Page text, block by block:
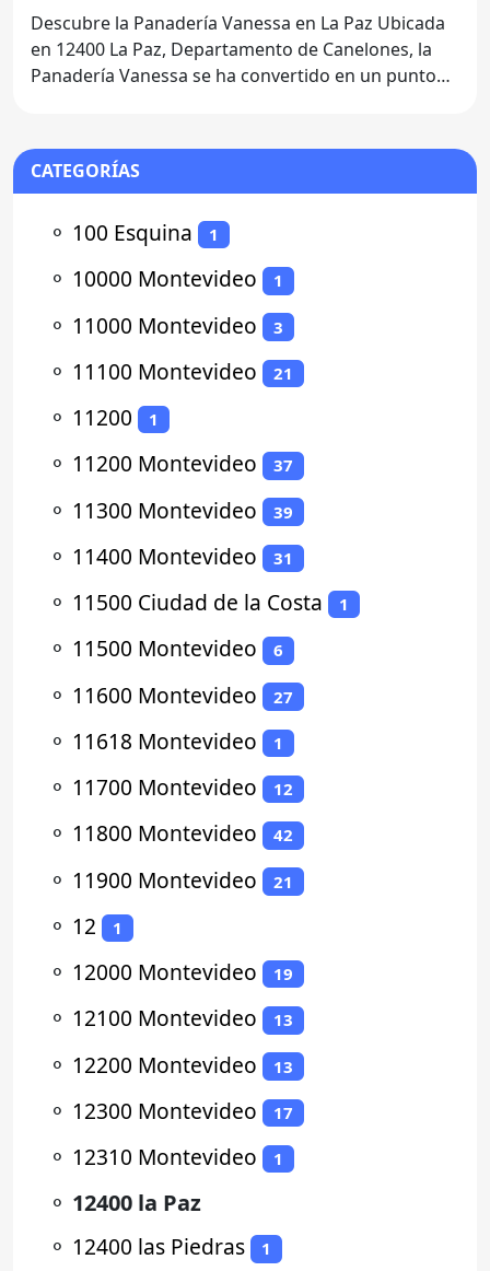
Descubre la Panadería Vanessa en La Paz Ubicada
en 12400 La Paz, Departamento de Canelones, la
Panadería Vanessa se ha convertido en un punto
CATEGORÍAS
⚬ 100 Esquina 1
⚬ 10000 Montevideo 1
⚬ 11000 Montevideo 3
⚬ 11100 Montevideo 21
⚬ 11200 1
⚬ 11200 Montevideo 37
⚬ 11300 Montevideo 39
⚬ 11400 Montevideo 31
⚬ 11500 Ciudad de la Costa 1
⚬ 11500 Montevideo 6
⚬ 11600 Montevideo 27
⚬ 11618 Montevideo 1
⚬ 11700 Montevideo 12
⚬ 11800 Montevideo 42
⚬ 11900 Montevideo 21
⚬ 12 1
⚬ 12000 Montevideo 19
⚬ 12100 Montevideo 13
⚬ 12200 Montevideo 13
⚬ 12300 Montevideo 17
⚬ 12310 Montevideo 1
⚬ 12400 la Paz
⚬ 12400 las Piedras 1